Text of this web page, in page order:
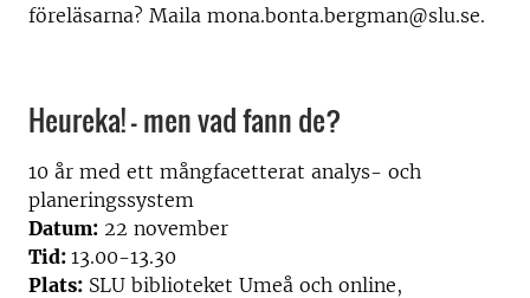
föreläsarna? Maila mona.bonta.bergman@slu.se.
Heureka! – men vad fann de?
10 år med ett mångfacetterat analys- och
planeringssystem
Datum: 22 november
Tid: 13.00-13.30
Plats: SLU biblioteket Umeå och online,